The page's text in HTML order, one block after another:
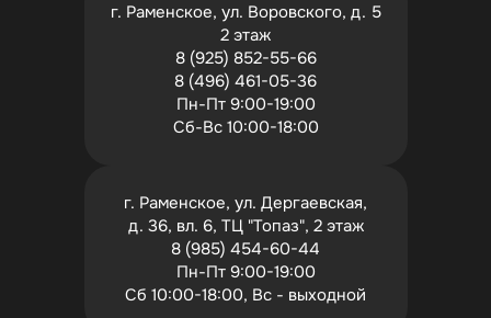
г. Раменское, ул. Воровского, д. 5
2 этаж
8 (925) 852-55-66
8 (496) 461-05-36
Пн-Пт 9:00-19:00
Сб-Вс 10:00-18:00
г. Раменское, ул. Дергаевская,
д. 36, вл. 6, ТЦ "Топаз", 2 этаж
8 (985) 454-60-44
Пн-Пт 9:00-19:00
Сб 10:00-18:00, Вс - выходной